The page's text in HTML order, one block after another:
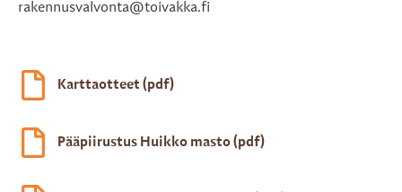
rakennusvalvonta@toivakka.fi
Karttaotteet (pdf)
Pääpiirustus Huikko masto (pdf)